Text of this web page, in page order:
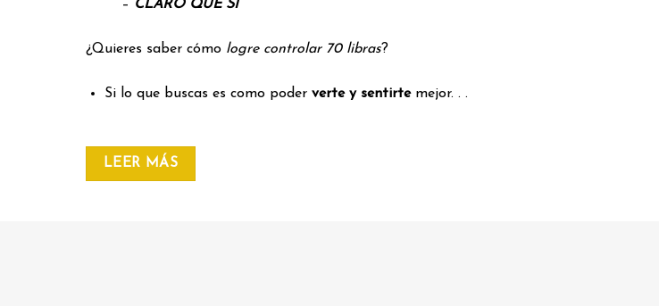
– CLARO QUE SI
¿Quieres saber cómo logre controlar 70 libras?
Si lo que buscas es como poder verte y sentirtemejor. . .
LEER MÁS